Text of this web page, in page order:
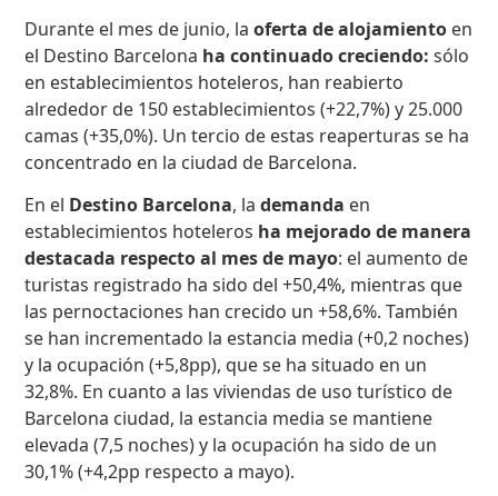
Durante el mes de junio, laoferta de alojamiento en
el Destino Barcelona ha continuado creciendo: sólo
en establecimientos hoteleros, han reabierto
alrededor de 150 establecimientos (+22,7%) y 25.000
camas (+35,0%). Un tercio de estas reaperturas se ha
concentrado en la ciudad de Barcelona.
En el Destino Barcelona, lademanda en
establecimientos hoteleros ha mejorado de manera
destacada respecto al mes de mayo: el aumento de
turistas registrado ha sido del +50,4%, mientras que
las pernoctaciones han crecido un +58,6%. También
se han incrementado la estancia media (+0,2 noches)
y la ocupación (+5,8pp), que se ha situado en un
32,8%. En cuanto a las viviendas de uso turístico de
Barcelona ciudad, la estancia media se mantiene
elevada (7,5 noches) y la ocupación ha sido de un
30,1% (+4,2pp respecto a mayo).